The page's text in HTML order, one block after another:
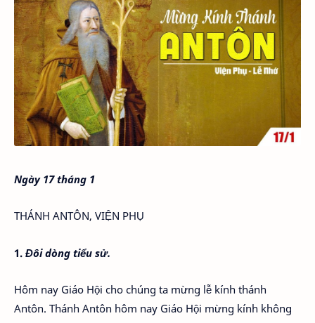
Ngày 17 tháng 1
THÁNH ANTÔN, VIỆN PHỤ
1. Đôi dòng tiểu sử.
Hôm nay Giáo Hội cho chúng ta mừng lễ kính thánh
Antôn. Thánh Antôn hôm nay Giáo Hội mừng kính không